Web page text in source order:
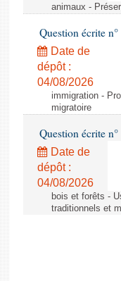
animaux -
Question écrite
Date de
dépôt :
04/08/2026
immigration -
migratoire
Question écrite
Date de
dépôt :
04/08/2026
bois et forêts -
traditionnels et